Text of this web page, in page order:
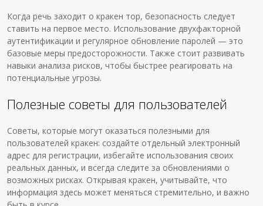
Когда речь заходит о кракен тор, безопасность следует
ставить на первое место. Использование двухфакторной
аутентификации и регулярное обновление паролей — это
базовые меры предосторожности. Также стоит развивать
навыки анализа рисков, чтобы быстрее реагировать на
потенциальные угрозы.
Полезные советы для пользователей
Советы, которые могут оказаться полезными для
пользователей кракен: создайте отдельный электронный
адрес для регистрации, избегайте использования своих
реальных данных, и всегда следите за обновлениями о
возможных рисках. Открывая кракен, учитывайте, что
информация здесь может меняться стремительно, и важно